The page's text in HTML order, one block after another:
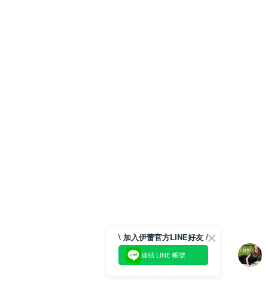
\ 加入伊蕾官方LINE好友 /
連結 LINE 帳號